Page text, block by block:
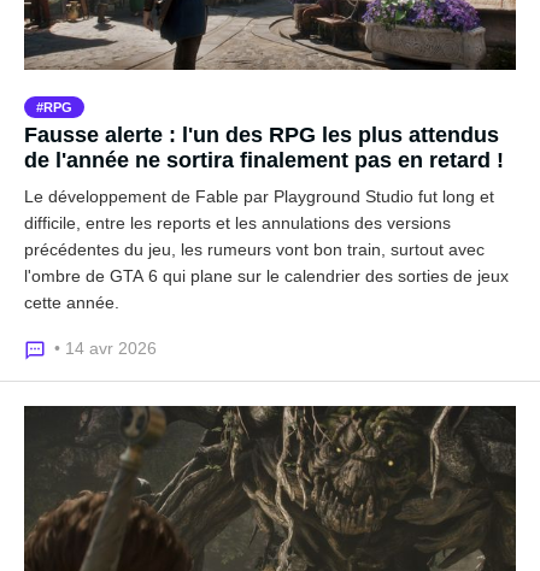
RPG
Fausse alerte : l'un des RPG les plus attendus
de l'année ne sortira finalement pas en retard !
Le développement de Fable par Playground Studio fut long et
difficile, entre les reports et les annulations des versions
précédentes du jeu, les rumeurs vont bon train, surtout avec
l'ombre de GTA 6 qui plane sur le calendrier des sorties de jeux
cette année.
• 14 avr 2026